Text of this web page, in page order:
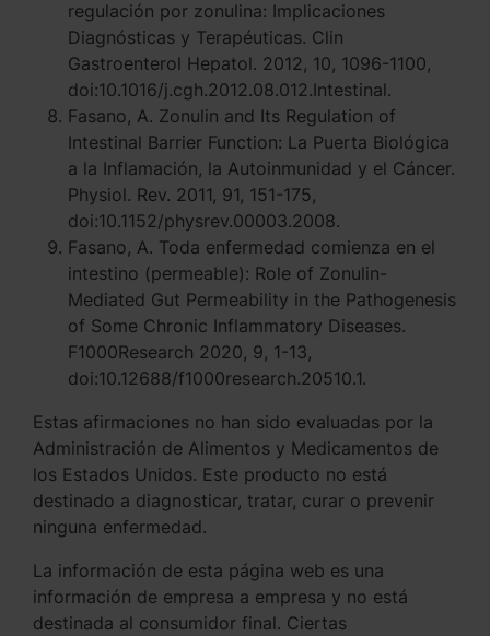
regulación por zonulina: Implicaciones
Diagnósticas y Terapéuticas. Clin
Gastroenterol Hepatol. 2012, 10, 1096-1100,
doi:10.1016/j.cgh.2012.08.012.Intestinal.
Fasano, A. Zonulin and Its Regulation of
Intestinal Barrier Function: La Puerta Biológica
a la Inflamación, la Autoinmunidad y el Cáncer.
Physiol. Rev. 2011, 91, 151-175,
doi:10.1152/physrev.00003.2008.
Fasano, A. Toda enfermedad comienza en el
intestino (permeable): Role of Zonulin-
Mediated Gut Permeability in the Pathogenesis
of Some Chronic Inflammatory Diseases.
F1000Research 2020, 9, 1-13,
doi:10.12688/f1000research.20510.1.
Estas afirmaciones no han sido evaluadas por la
Administración de Alimentos y Medicamentos de
los Estados Unidos. Este producto no está
destinado a diagnosticar, tratar, curar o prevenir
ninguna enfermedad.
La información de esta página web es una
información de empresa a empresa y no está
destinada al consumidor final. Ciertas